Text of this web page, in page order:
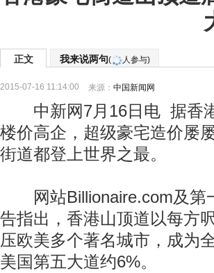
正文 我来说两句( 人参与)
2015-07-16 11:14:00 来源： 中国新闻网
中新网7月16日电 据香港
楼价高企，超级豪宅造价屡
街道都登上世界之最。
网站Billionaire.com及第
告指出，香港山顶道以每方
压欧美多个著名城市，成为
美国第五大道约6%。